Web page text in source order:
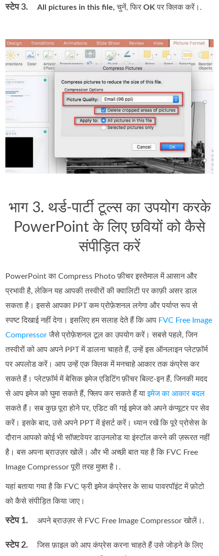
स्टेप 3. All pictures in this file, चुनें, फिरOKपर क्लिक करें।.
भाग 3. थर्ड-पार्टी टूल्स का उपयोग करके
PowerPoint के लिए छवियों को कैसे
संपीड़ित करें
PowerPoint का Compress Photo फ़ीचर इस्तेमाल में आसान और
प्रभावी है, लेकिन यह आपकी तस्वीरों की क्वालिटी पर काफ़ी असर डाल
सकता है। इससे आपका PPT कम प्रोफ़ेशनल लगेगा और पर्याप्त रूप से
स्पष्ट दिखाई नहीं देगा। इसलिए हम सलाह देते हैं कि आप FVC Free Image
Compressorजैसे प्रोफ़ेशनल टूल का उपयोग करें। सबसे पहले, जिन
तस्वीरों को आप अपने PPT में डालना चाहते हैं, उन्हें इस ऑनलाइन प्लेटफ़ॉर्म
पर अपलोड करें। आप उन्हें एक क्लिक में मनचाहे आकार तक कंप्रेस कर
सकते हैं। प्लेटफ़ॉर्म में बेसिक इमेज एडिटिंग फ़ीचर बिल्ट‑इन हैं, जिनकी मदद
से आप इमेज को घुमा सकते हैं, फ्लिप कर सकते हैं याइमेज का आकार बदल
सकते हैं। सब कुछ पूरा होने पर, एडिट की गई इमेज को अपने कंप्यूटर पर सेव
करें। इसके बाद, उसे अपने PPT में इंसर्ट करें। ध्यान रखें कि पूरे प्रोसेस के
दौरान आपको कोई भी सॉफ़्टवेयर डाउनलोड या इंस्टॉल करने की ज़रूरत नहीं
है। बस अपना ब्राउज़र खोलें। और भी अच्छी बात यह है कि FVC Free
Image Compressor पूरी तरह मुफ़्त है।.
यहां बताया गया है कि FVC फ्री इमेज कंप्रेसर के साथ पावरपॉइंट में फ़ोटो
को कैसे संपीड़ित किया जाए।
स्टेप 1. अपने ब्राउज़र से FVC Free Image Compressor खोलें।.
स्टेप 2.
जिस फ़ाइल को आप कंप्रेस करना चाहते हैं उसे जोड़ने के लिए